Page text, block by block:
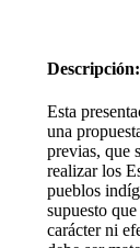
Descripción:
Esta
una
previas, que
realizar los
pueblos
supuesto
carácter ni